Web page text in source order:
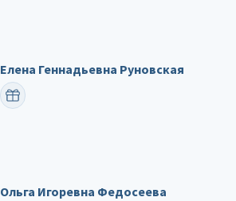
Елена Геннадьевна Руновская
ПОЗДРАВИТЬ
Ольга Игоревна Федосеева